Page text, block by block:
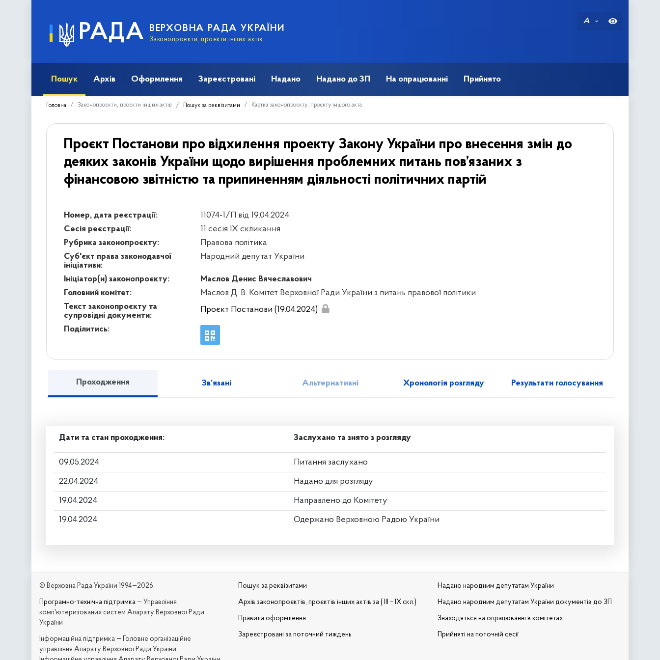
РАДА ВЕРХОВНА РАДА УКРАЇНИ
Законопроєкти, проєкти інших актів
A
Пошук Архів Оформлення Зареєстровані Надано Надано до ЗП На опрацюванні Прийнято
Головна Законопроєкти, проєкти інших актів Пошук за реквізитами Картка законопроєкту, проєкту іншого акта
Проєкт Постанови про відхилення проекту Закону України про внесення змін до
деяких законів України щодо вирішення проблемних питань пов’язаних з
фінансовою звітністю та припиненням діяльності політичних партій
Номер, дата реєстрації:
11074-1/П від 19.04.2024
Сесія реєстрації:
11 сесія IX скликання
Рубрика законопроєкту:
Правова політика
Суб'єкт права законодавчої
ініціативи:
Народний депутат України
Ініціатор(и) законопроєкту:
Маслов Денис Вячеславович
Головний комітет:
Маслов Д. В. Комітет Верховної Ради України з питань правової політики
Текст законопроєкту та
супровідні документи:
Проєкт Постанови (19.04.2024)
Поділитись:
Проходження Зв’язані Альтернативні Хронологія розгляду Результати голосування
Дати та стан проходження: Заслухано та знято з розгляду
09.05.2024 Питання заслухано
22.04.2024 Надано для розгляду
19.04.2024 Направлено до Комітету
19.04.2024 Одержано Верховною Радою України
© Верховна Рада України 1994—2026
Програмно-технічна підтримка — Управління
комп'ютеризованих систем Апарату Верховної Ради
України
Iнформаційна підтримка — Головне організаційне
управління Апарату Верховної Ради України,
Пошук за реквізитами
Архів законопроєктів, проєктів інших актів за ( III – IX скл.)
Правила оформлення
Зареєстровані за поточний тиждень
Надано народним депутатам України
Надано народним депутатам України документів до ЗП
Знаходяться на опрацюванні в комітетах
Прийняті на поточній сесії